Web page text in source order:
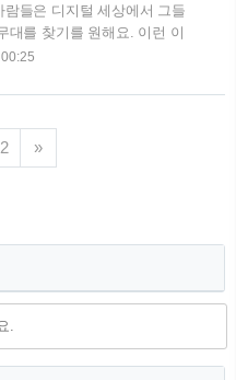
를 전달해요. 구글과 같은 검
링크를 중요한 순위 요인 중
, 이를 통해 웹사이트의 인
않아요. 하지만 오늘은 상위
. 플랫폼은 많은 사용자들이
, 올바르게 활용한다면 백링
람들은 디지털 세상에서 그들
대를 찾기를 원해요. 이런 이
갤러리와 같은 플랫폼들이
쓰고 공유하는 공간을 넘어,
어요. 그렇다면, 어떻게 우리
에서 독특하고 효과적인 글을
줘요. 티스토리 갤러리에서의
순히 정보를 전달하는 것 이
2 »